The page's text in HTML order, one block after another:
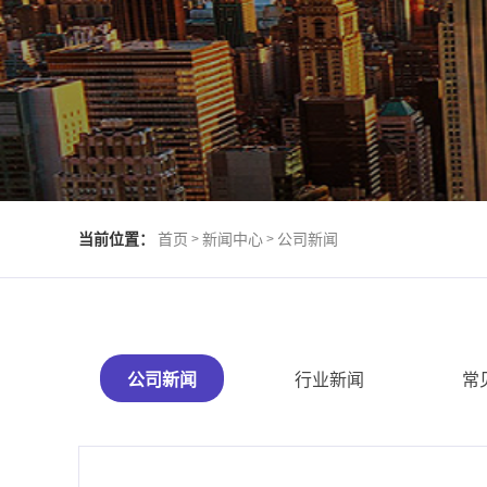
当前位置： 首页 > 新闻中心 > 公司新闻
公司新闻 行业新闻 常